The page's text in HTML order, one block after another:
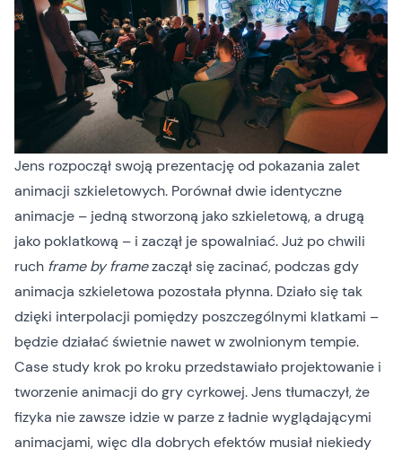
Jens rozpoczął swoją prezentację od pokazania zalet
animacji szkieletowych. Porównał dwie identyczne
animacje – jedną stworzoną jako szkieletową, a drugą
jako poklatkową – i zaczął je spowalniać. Już po chwili
ruch frame by framezaczął się zacinać, podczas gdy
animacja szkieletowa pozostała płynna. Działo się tak
dzięki interpolacji pomiędzy poszczególnymi klatkami –
będzie działać świetnie nawet w zwolnionym tempie.
Case study krok po kroku przedstawiało projektowanie i
tworzenie animacji do gry cyrkowej. Jens tłumaczył, że
fizyka nie zawsze idzie w parze z ładnie wyglądającymi
animacjami, więc dla dobrych efektów musiał niekiedy